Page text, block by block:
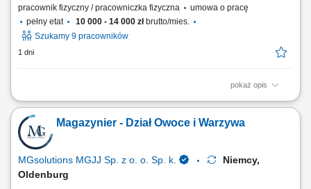
pracownik fizyczny / pracowniczka fizyczna
umowa o pracę
pełny etat
10 000 - 14 000 złbrutto/mies.
Szukamy 9 pracowników
1 dni
pokaż opis
Opis stanowiska: Zbieranie towaru w magazynie; Poruszanie się na
małym wózku elektrycznym; Wożenie za sobą palety, na której
układamy zebrany towar wg pozycji usłyszanej w słuchawce; Praca w
dziale owoców i warzyw (od poniedziałku do niedzieli, sobota wolna + 1
dzień w tygodniu,...
Magazynier - Dział Owoce i Warzywa
MGsolutions MGJJ Sp. z o. o. Sp. k.
Niemcy,
Oldenburg